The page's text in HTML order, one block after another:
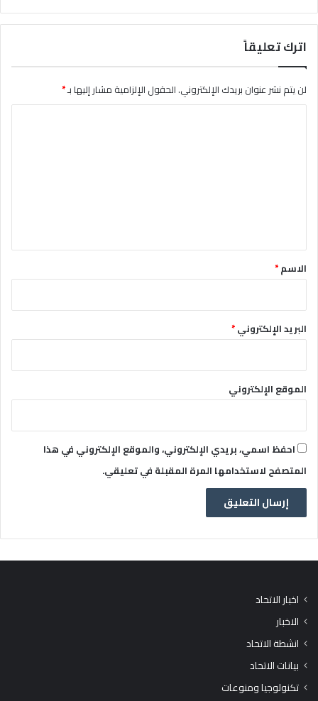
اترك تعليقاً
لن يتم نشر عنوان بريدك الإلكتروني.الحقول الإلزامية مشار إليها بـ*
*الاسم*
البريد الإلكتروني*
الموقع الإلكتروني
احفظ اسمي، بريدي الإلكتروني، والموقع الإلكتروني في هذا
المتصفح لاستخدامها المرة المقبلة في تعليقي.
اخبار الاتحاد
الاخبار
انشطة الاتحاد
بيانات الاتحاد
تكنولوجيا ومنوعات